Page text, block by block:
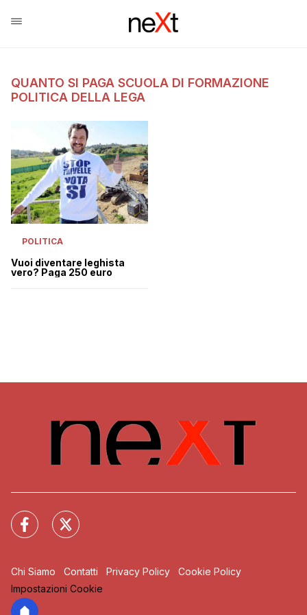
QUANTO SI PAGA SCUOLA DI FORMAZIONE
POLITICA DELLA LEGA
POLITICA
Vuoi diventare leghista
vero? Paga 250 euro
Chi Siamo Contatti Privacy Policy
Cookie Policy
Impostazioni Cookie